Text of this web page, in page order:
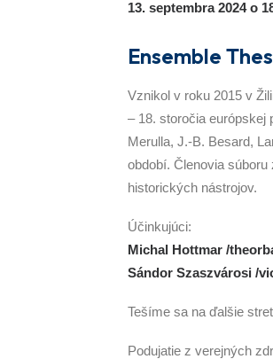
13. septembra 2024 o
Ensemble
Vznikol v roku 2015 v
– 18. storočia európskej
Merulla, J.-B. Besard,
období. Členovia
historických nástrojov.
Účinkujúci:
Michal Hottmar /
Sándor Szaszvárosi /
Tešíme sa na ďalšie
Podujatie z verejných